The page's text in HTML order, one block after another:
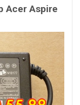
Acer Aspire